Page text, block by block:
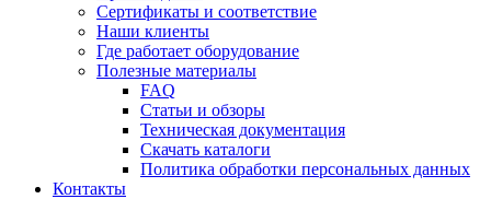
Сертификаты и соответствие
Наши клиенты
Где работает оборудование
Полезные материалы
FAQ
Статьи и обзоры
Техническая документация
Скачать каталоги
Политика обработки персональных данных
Контакты